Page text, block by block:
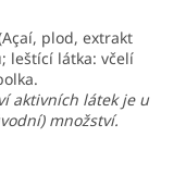
plod, extrakt
; leštící látka: včelí
aktivních látek je u
množství.